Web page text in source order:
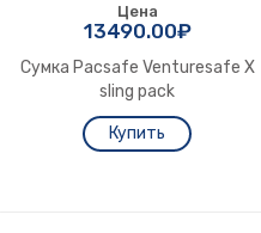
Цена
13490.00₽
Сумка Pacsafe Venturesafe X
sling pack